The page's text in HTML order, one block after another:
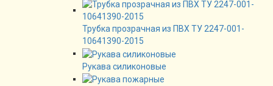
Трубка прозрачная из ПВХ ТУ 2247-001-
10641390-2015
Рукава силиконовые